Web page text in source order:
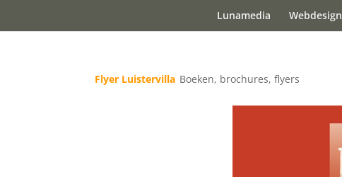
Lunamedia Webdesign
Flyer Luistervilla Boeken, brochures, flyers